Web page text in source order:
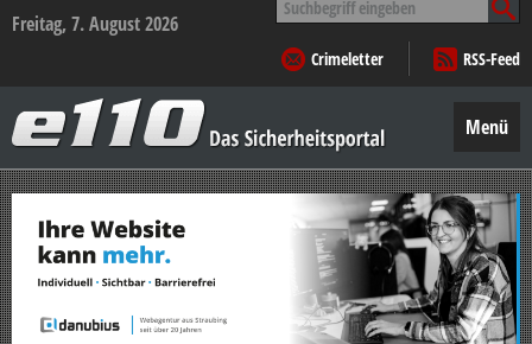
Freitag, 7. August 2026
nach:
Crimeletter
RSS-Feed
–
Das
Sicherheitsportal
Menü
Zum
Inhalt
springen